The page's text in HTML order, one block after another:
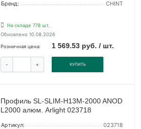
Бренд:
CHINT
На складе 778 шт.
Обновлено 10.08.2026
Розничная цена: 1 569.53 руб. / шт.
- + КУПИТЬ
Профиль SL-SLIM-H13M-2000 ANOD
L2000 алюм. Arlight 023718
Артикул:
023718